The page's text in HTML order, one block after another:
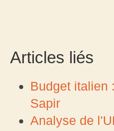
Articles liés
Budget italien
Sapir
Analyse de